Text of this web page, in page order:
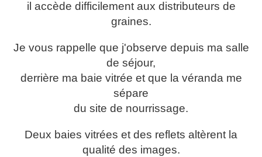
il accède difficilement aux distributeurs de
graines.
Je vous rappelle que j'observe depuis ma salle
de séjour,
derrière ma baie vitrée et que la véranda me
sépare
du site de nourrissage.
Deux baies vitrées et des reflets altèrent la
qualité des images.